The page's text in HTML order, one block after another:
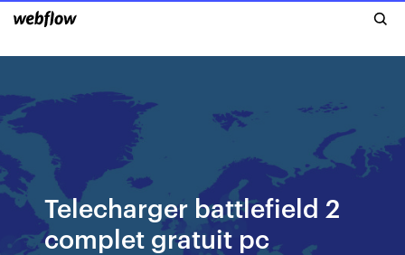
Telecharger battlefield 2
complet gratuit pc